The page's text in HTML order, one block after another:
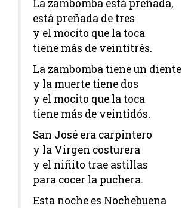
La zambomba está preñada,
está preñada de tres
y el mocito que la toca
tiene más de veintitrés.
La zambomba tiene un diente
y la muerte tiene dos
y el mocito que la toca
tiene más de veintidós.
San José era carpintero
y la Virgen costurera
y el niñito trae astillas
para cocer la puchera.
Esta noche es Nochebuena